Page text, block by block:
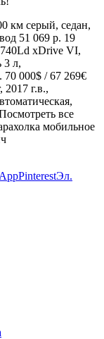
км серый, седан,
51 069 р. 19
xDrive VI,
3 л,
70 000$ / 67 269€
2017 г.в.,
все
мобильное
PinterestЭл.